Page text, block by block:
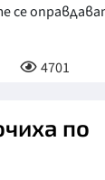
се
4701
по